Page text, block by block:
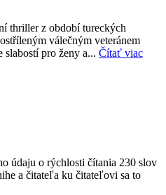
thriller z období tureckých
válečným veteránem
slabostí pro ženy a... Čítať viac
údaju o rýchlosti čítania 230 slov
a čitateľa ku čitateľovi sa to